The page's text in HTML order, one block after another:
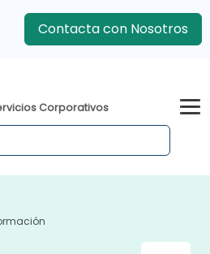
Contacta con Nosotros
Corporativos